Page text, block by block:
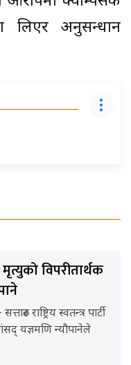
लिएर अनुसन्धान
विपरीतार्थक
राष्ट्रिय स्वतन्त्र पार्टी
यज्ञमणि न्यौपानेले